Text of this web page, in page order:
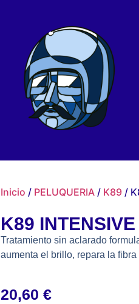
Inicio / PELUQUERIA / K89 /
K89
Tratamiento sin aclarado
aumenta el brillo, repara la
20,60 €